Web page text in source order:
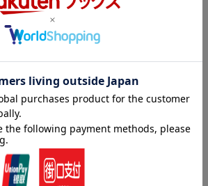
生活をきっかけに、晴れて恋人同士となっ
交際を重ねるふたりは近々、和臣の実家で
約束をしていた。けれど急遽、彼の海外出
旅館を訪れた梨実はなぜか助っ人として仲
フルな和臣の家族や先輩仲居に振り回さ
で現れて…！？巻き込まれ体質なＯＬの波
。
データベースより）
？／終わりよければすべてよし